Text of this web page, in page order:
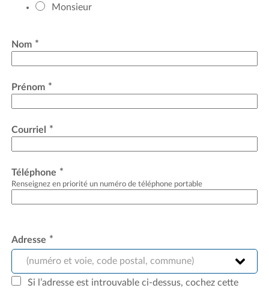
Monsieur
Nom *
Prénom *
Courriel *
Téléphone *
Renseignez en priorité un numéro de téléphone portable
Adresse *
(numéro et voie, code postal, commune)
Si l’adresse est introuvable ci-dessus, cochez cette